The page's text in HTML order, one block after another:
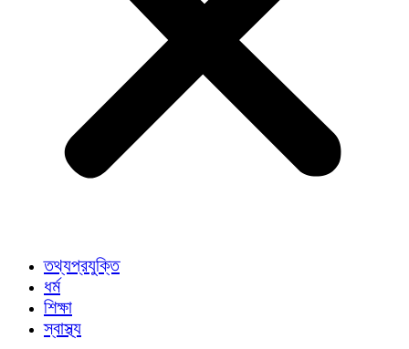
তথ্যপ্রযুক্তি
ধর্ম
শিক্ষা
স্বাস্থ্য